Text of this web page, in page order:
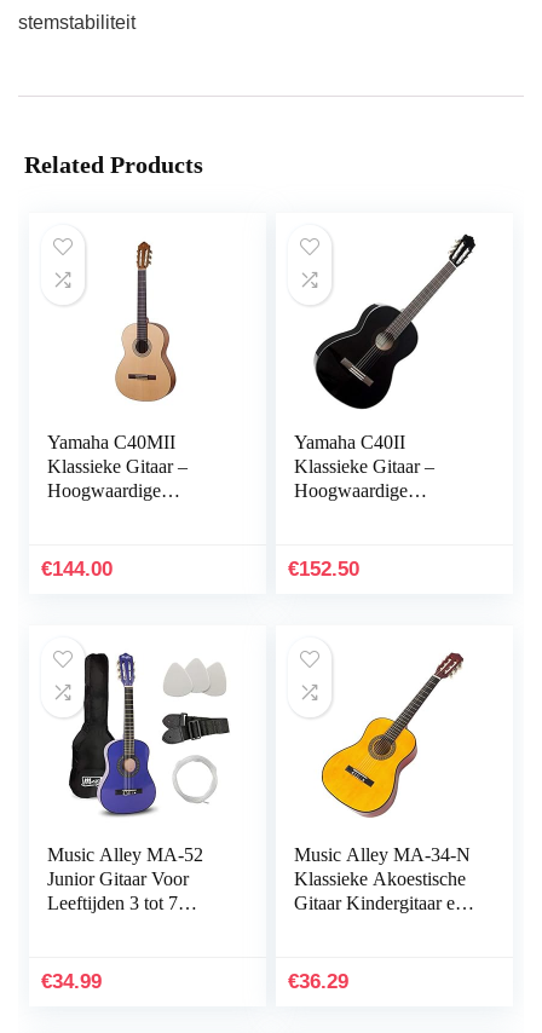
stemstabiliteit
Related Products
Yamaha C40MII
Klassieke Gitaar –
Hoogwaardige
Hout, 3 Jaar Garantie –
€144.00
Yamaha C40II
Klassieke Gitaar –
Hoogwaardige
Hout, 3 Jaar Garantie –
€152.50
Music Alley MA-52
Junior Gitaar Voor
Leeftijden 3 tot 7
€34.99
Music Alley MA-34-N
Klassieke Akoestische
Gitaar Kindergitaar en
€36.29